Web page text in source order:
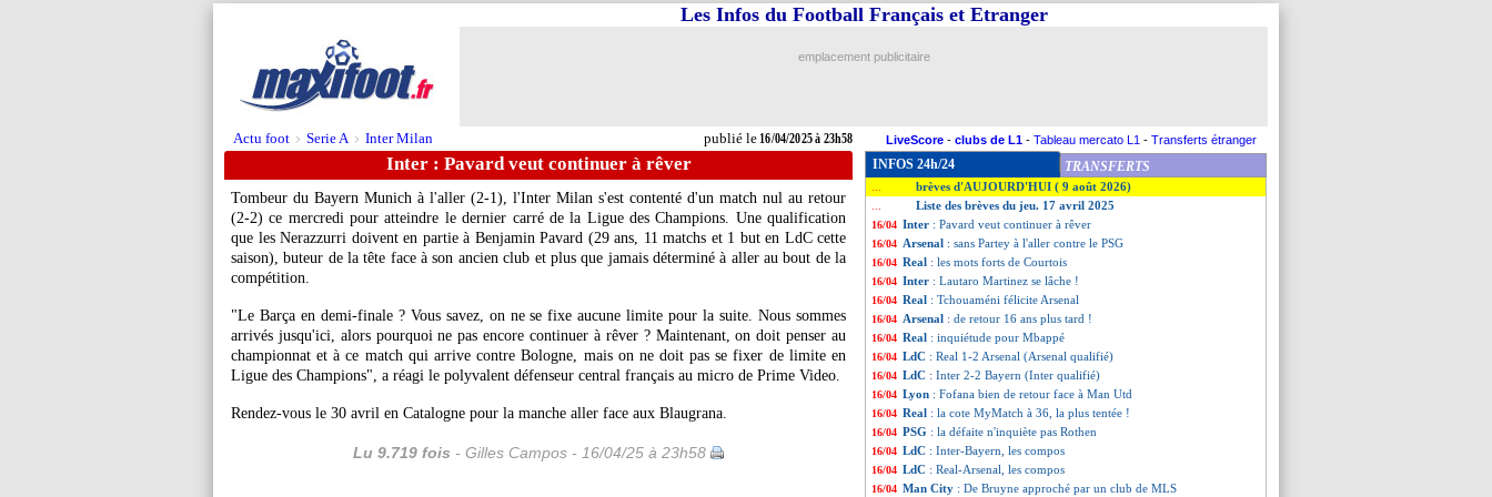
Actu foot > Serie A > Inter Milan publié le16/04/2025 à 23h58
Les Infos du Football Français et Etranger
emplacement publicitaire
LiveScore - clubs de L1 - Tableau mercato L1 - Transferts étranger
Inter : Pavard veut continuer à rêver
Tombeur du Bayern Munich à l'aller (2-1), l'Inter Milan s'est contenté d'un match nul au retour
(2-2) ce mercredi pour atteindre le dernier carré de la Ligue des Champions. Une qualification
que les Nerazzurri doivent en partie à Benjamin Pavard (29 ans, 11 matchs et 1 but en LdC cette
saison), buteur de la tête face à son ancien club et plus que jamais déterminé à aller au bout de la
compétition.
"Le Barça en demi-finale ? Vous savez, on ne se fixe aucune limite pour la suite. Nous sommes
arrivés jusqu'ici, alors pourquoi ne pas encore continuer à rêver ? Maintenant, on doit penser au
championnat et à ce match qui arrive contre Bologne, mais on ne doit pas se fixer de limite en
Ligue des Champions", a réagi le polyvalent défenseur central français au micro de Prime Video.
Rendez-vous le 30 avril en Catalogne pour la manche aller face aux Blaugrana.
Lu 9.719 fois - Gilles Campos - 16/04/25 à 23h58
INFOS 24h/24 TRANSFERTS
brèves d'AUJOURD'HUI ( 9 août 2026)
Liste des brèves du jeu. 17 avril 2025
16/04 Inter : Pavard veut continuer à rêver
16/04 Arsenal : sans Partey à l'aller contre le PSG
16/04 Real : les mots forts de Courtois
16/04 Inter : Lautaro Martinez se lâche !
16/04 Real : Tchouaméni félicite Arsenal
16/04 Arsenal : de retour 16 ans plus tard !
16/04 Real : inquiétude pour Mbappé
16/04 LdC : Real 1-2 Arsenal (Arsenal qualifié)
16/04 LdC : Inter 2-2 Bayern (Inter qualifié)
16/04 Lyon : Fofana bien de retour face à Man Utd
16/04 Real : la cote MyMatch à 36, la plus tentée !
16/04 PSG : la défaite n'inquiète pas Rothen
16/04 LdC : Inter-Bayern, les compos
16/04 LdC : Real-Arsenal, les compos
16/04 Man City : De Bruyne approché par un club de MLS